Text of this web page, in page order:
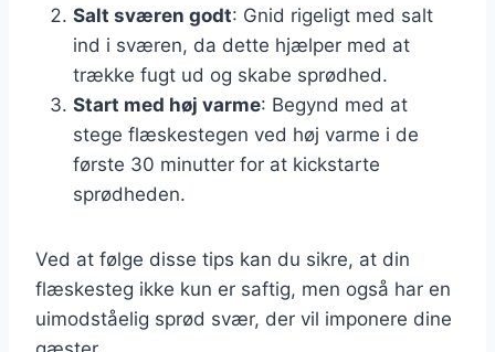
Salt sværen godt: Gnid rigeligt med salt
ind i sværen, da dette hjælper med at
trække fugt ud og skabe sprødhed.
Start med høj varme: Begynd med at
stege flæskestegen ved høj varme i de
første 30 minutter for at kickstarte
sprødheden.
Ved at følge disse tips kan du sikre, at din
flæskesteg ikke kun er saftig, men også har en
uimodståelig sprød svær, der vil imponere dine